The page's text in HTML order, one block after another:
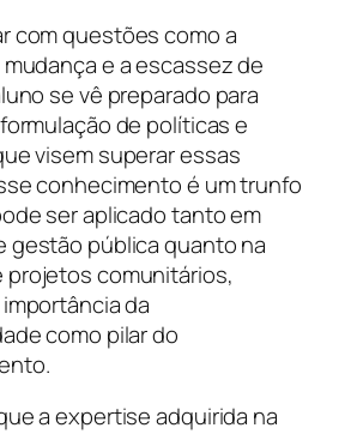
com questões como a
e a escassez de
se vê preparado para
de políticas e
visem superar essas
conhecimento é um trunfo
ser aplicado tanto em
pública quanto na
projetos comunitários,
da
como pilar do
a expertise adquirida na